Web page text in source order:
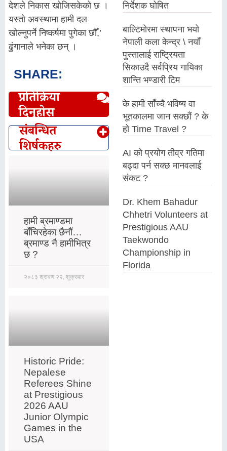
देशले निकास खोजिसकेको छ ।
यस्तो अवस्थामा हामी दल
खोल्नुपर्ने निष्कर्षमा पुगेका छौँ,’
ढुंगानाले भनेका छन् ।
SHARE:
प्रतिक्रिया
दिनुहोस्
संबन्धित
शिर्षकहरु
हामी ब्रमाण्डमा
बाँचिरहेका छैनौं…
ब्रमाण्ड नै हामीभित्र
छ ?
२०८३ श्रावण २२, शुक्रबार
Historic Pride:
Nepalese
Referees Shine
at Prestigious
2026 AAU
Junior Olympic
Games in the
USA
निर्देशक घोषित
बाल्टिमोरमा स्थापना भयो
नेपाली कला केन्द्र \ नयाँ
पुस्तालाई राष्ट्रियता
सिकाउदै सर्वप्रिय गायिका
शान्ति भण्डारी टिम
के हामी साँच्चै भविष्य वा
भूतकालमा जान सक्छौं ? के
हो Time Travel ?
AI को प्रयोग तीव्र गतिमा
बढ्दा पर्न सक्छ मानवलाई
संकट ?
Dr. Khem Bahadur
Chhetri Volunteers at
Prestigious AAU
Taekwondo
Championship in
Florida